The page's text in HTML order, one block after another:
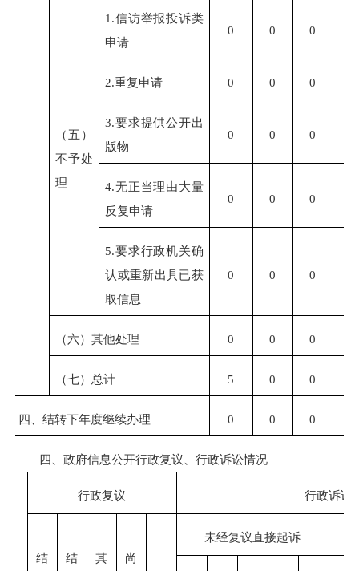
（五）
不予处
理
1.信访举报投诉类
申请
0 0 0
2.重复申请 0 0 0
3.要求提供公开出
版物
0 0 0
4.无正当理由大量
反复申请
0 0 0
5.要求行政机关确
认或重新出具已获
取信息
0 0 0
（六）其他处理 0 0 0
（七）总计 5 0 0
四、结转下年度继续办理 0 0 0
四、政府信息公开行政复议、行政诉讼情况
行政复议 行政诉讼
结
结
其
尚
未经复议直接起诉